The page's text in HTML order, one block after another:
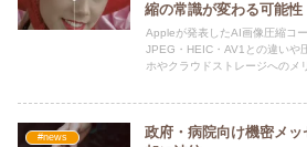
縮の常識が変わる可能性
Appleが発表したAI画像圧縮コ
JPEG・HEIC・AV1との違いや
ホやクラウドストレージへのメ
#news
政府・病院向け機密メ